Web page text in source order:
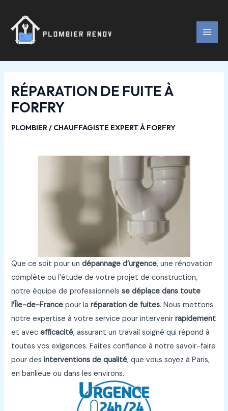
contenu
RÉPARATION DE FUITE À
FORFRY
PLOMBIER / CHAUFFAGISTE EXPERT À FORFRY
Que ce soit pour undépannage d’urgence, une rénovation
complète ou l’étude de votre projet de construction,
notre équipe de professionnelsse déplace dans toute
l’Île-de-France pour laréparation de fuites. Nous mettons
notre expertise à votre service pour intervenirrapidement
et avecefficacité, assurant un travail soigné qui répond à
toutes vos exigences. Faites confiance à notre savoir-faire
pour desinterventions de qualité, que vous soyez à Paris,
en banlieue ou dans les environs.
articles